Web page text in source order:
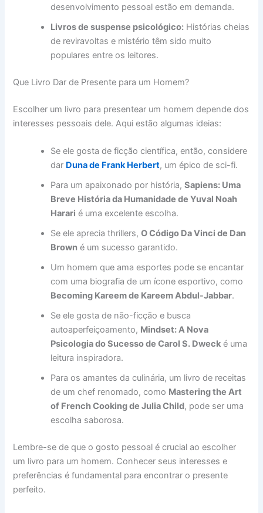
desenvolvimento pessoal estão em demanda.
Livros de suspense psicológico: Histórias cheias
de reviravoltas e mistério têm sido muito
populares entre os leitores.
Que Livro Dar de Presente para um Homem?
Escolher um livro para presentear um homem depende dos
interesses pessoais dele. Aqui estão algumas ideias:
Se ele gosta de ficção científica, então, considere
dar Duna de Frank Herbert, um épico de sci-fi.
Para um apaixonado por história,Sapiens: Uma
Breve História da Humanidade de Yuval Noah
Harari é uma excelente escolha.
Se ele aprecia thrillers,O Código Da Vinci de Dan
Brown é um sucesso garantido.
Um homem que ama esportes pode se encantar
com uma biografia de um ícone esportivo, como
Becoming Kareem de Kareem Abdul-Jabbar.
Se ele gosta de não-ficção e busca
autoaperfeiçoamento, Mindset: A Nova
Psicologia do Sucesso de Carol S. Dweck é uma
leitura inspiradora.
Para os amantes da culinária, um livro de receitas
de um chef renomado, como Mastering the Art
of French Cooking de Julia Child, pode ser uma
escolha saborosa.
Lembre-se de que o gosto pessoal é crucial ao escolher
um livro para um homem. Conhecer seus interesses e
preferências é fundamental para encontrar o presente
perfeito.